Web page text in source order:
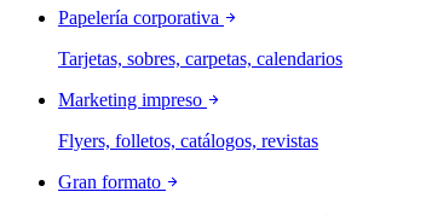
Papelería corporativa
Tarjetas, sobres, carpetas, calendarios
Marketing impreso
Flyers, folletos, catálogos, revistas
Gran formato